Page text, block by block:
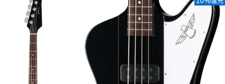
アコギ/エレアコ
パーカッション